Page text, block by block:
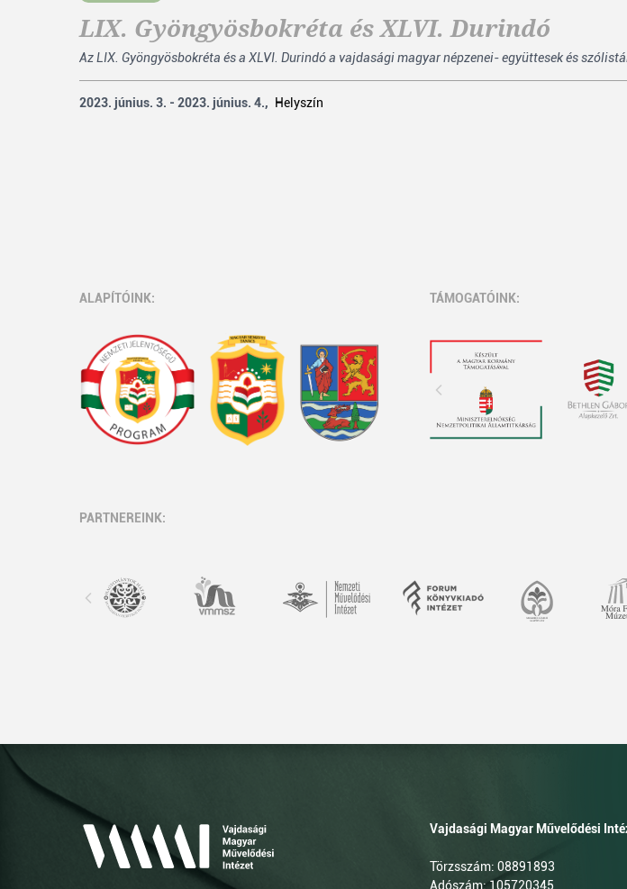
LIX. Gyöngyösbokréta és XLVI. Durindó
Az LIX. Gyöngyösbokréta és a XLVI. Durindó a vajdasági magyar népzenei- együttesek és
2023. június. 3. - 2023. június. 4., Helyszín
ALAPÍTÓINK: TÁMOGATÓINK:
PARTNEREINK:
Vajdasági Magyar Művelődési
Törzsszám: 08891893
Adószám: 105720345